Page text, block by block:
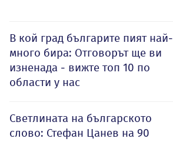
В кой град българите пият най-
много бира: Отговорът ще ви
изненада - вижте топ 10 по
области у нас
Светлината на българското
слово: Стефан Цанев на 90